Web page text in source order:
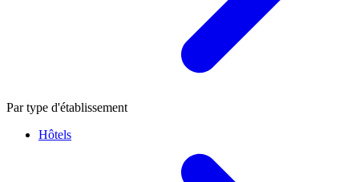
Par type d'établissement
Hôtels